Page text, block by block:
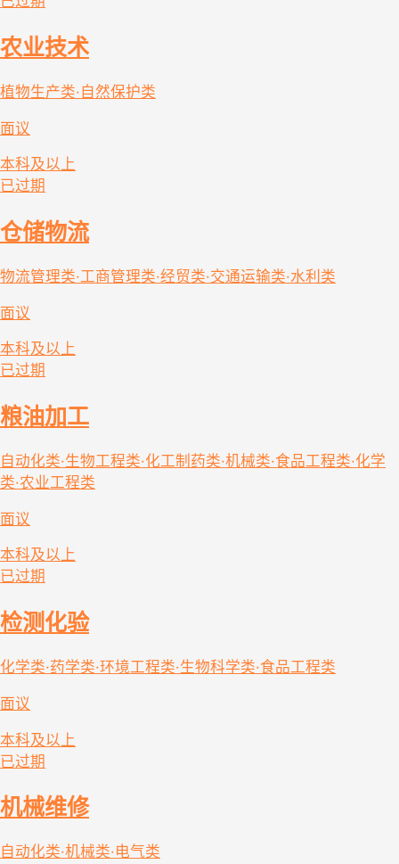
农业技术
植物生产类·自然保护类
面议
本科及以上
已过期
仓储物流
物流管理类·工商管理类·经贸类·交通运输类·水利类
面议
本科及以上
已过期
粮油加工
自动化类·生物工程类·化工制药类·机械类·食品工程类·化学
类·农业工程类
面议
本科及以上
已过期
检测化验
化学类·药学类·环境工程类·生物科学类·食品工程类
面议
本科及以上
已过期
机械维修
自动化类·机械类·电气类